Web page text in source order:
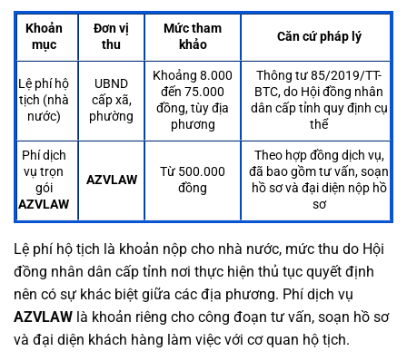
Khoản
mục
Đơn vị
thu
Mức tham
khảo
Căn cứ pháp lý
Lệ phí hộ
tịch (nhà
nước)
UBND
cấp xã,
phường
Khoảng 8.000
đến 75.000
đồng, tùy địa
phương
Thông tư 85/2019/TT-
BTC, do Hội đồng nhân
dân cấp tỉnh quy định cụ
thể
Phí dịch
vụ trọn
gói
AZVLAW
AZVLAW
Từ 500.000
đồng
Theo hợp đồng dịch vụ,
đã bao gồm tư vấn, soạn
hồ sơ và đại diện nộp hồ
sơ
Lệ phí hộ tịch là khoản nộp cho nhà nước, mức thu do Hội
đồng nhân dân cấp tỉnh nơi thực hiện thủ tục quyết định
nên có sự khác biệt giữa các địa phương. Phí dịch vụ
AZVLAW là khoản riêng cho công đoạn tư vấn, soạn hồ sơ
và đại diện khách hàng làm việc với cơ quan hộ tịch.